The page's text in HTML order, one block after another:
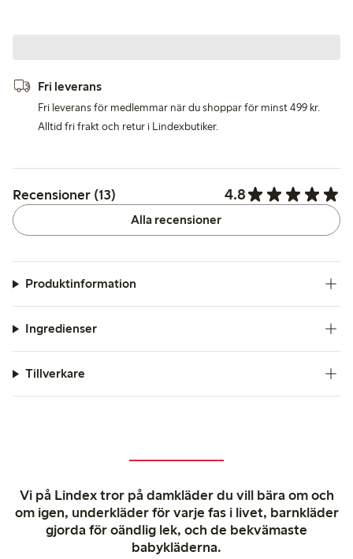
Fri leverans
Fri leverans för medlemmar när du shoppar för minst 499 kr.
Alltid fri frakt och retur i Lindexbutiker.
Recensioner (13) 4.8
Alla recensioner
Produktinformation
Ingredienser
Tillverkare
Vi på Lindex tror på damkläder du vill bära om och
om igen, underkläder för varje fas i livet, barnkläder
gjorda för oändlig lek, och de bekvämaste
babykläderna.